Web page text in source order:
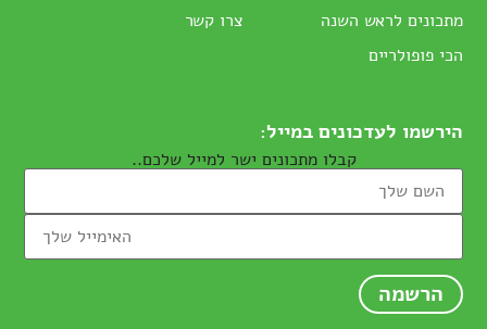
מתכונים לראש השנה
הכי פופולריים
צרו קשר
הירשמו לעדכונים במייל:
קבלו מתכונים ישר למייל שלכם..